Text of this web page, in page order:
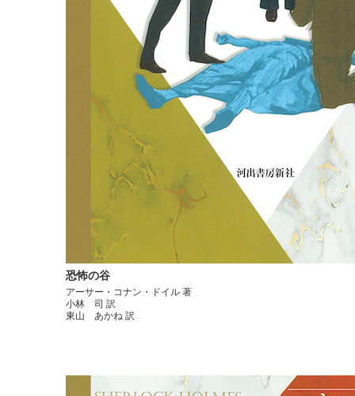
恐怖の谷
アーサー・コナン・ドイル 著
小林 司 訳
東山 あかね 訳